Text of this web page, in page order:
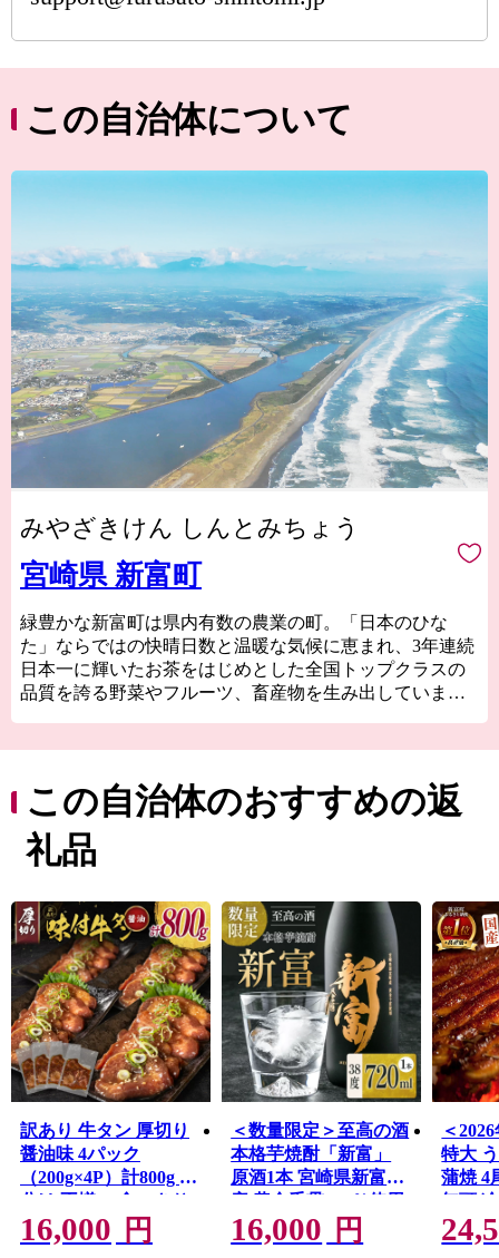
この自治体について
みやざきけん しんとみちょう
宮崎県 新富町
緑豊かな新富町は県内有数の農業の町。「日本のひな
た」ならではの快晴日数と温暖な気候に恵まれ、3年連続
日本一に輝いたお茶をはじめとした全国トップクラスの
品質を誇る野菜やフルーツ、畜産物を生み出していま
チ」のブランドは、各種メディアに取り上げられたほ
か、銀座の一流菓子店に愛用されるなど、全国的に高い
知名度を得ています。
物・アカウミガメの貴重な産卵地。日本遺産に選定され
た古墳群や、400年の時を越えて受け継がれている神楽が
地域に息づいており、歴史の色濃いふるさとでもありま
す。
また、新富町は全国と比較しても若い農家が多く、新し
い農業への取り組みが活発な自治体です。「100年先も続
く農業」を確立するため、昔ながらの農業からアグリテ
ック（農業×IT）まで、さまざまなスタイルの農業が行わ
れています。
富んでいく町です。
この自治体のおすすめの返
礼品
訳あり 牛タン 厚切り
醤油味 4パック
（200g×4P）計800g 小
分け 不揃い 食べきり
パック 冷凍［2026年2
月出荷開始］
16,000 円
＜数量限定＞至高の酒
本格芋焼酎「新富」
原酒1本 宮崎県新富町
産 黄金千貫100％使用
【C333】
16,000 円
＜
特大
蒲焼 4
無頭
包装
【